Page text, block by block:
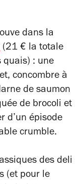
dans la
(21 € la totale
quais) : une
concombre à
de saumon
de brocoli et
d’un épisode
crumble.
des deli
(et pour le